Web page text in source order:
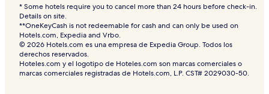
* Some hotels require you to cancel more than 24 hours before check-in.
Details on site.
**OneKeyCash is not redeemable for cash and can only be used on
Hotels.com, Expedia and Vrbo.
© 2026 Hotels.com es una empresa de Expedia Group. Todos los
derechos reservados.
Hoteles.com y el logotipo de Hoteles.com son marcas comerciales o
marcas comerciales registradas de Hotels.com, L.P. CST# 2029030-50.